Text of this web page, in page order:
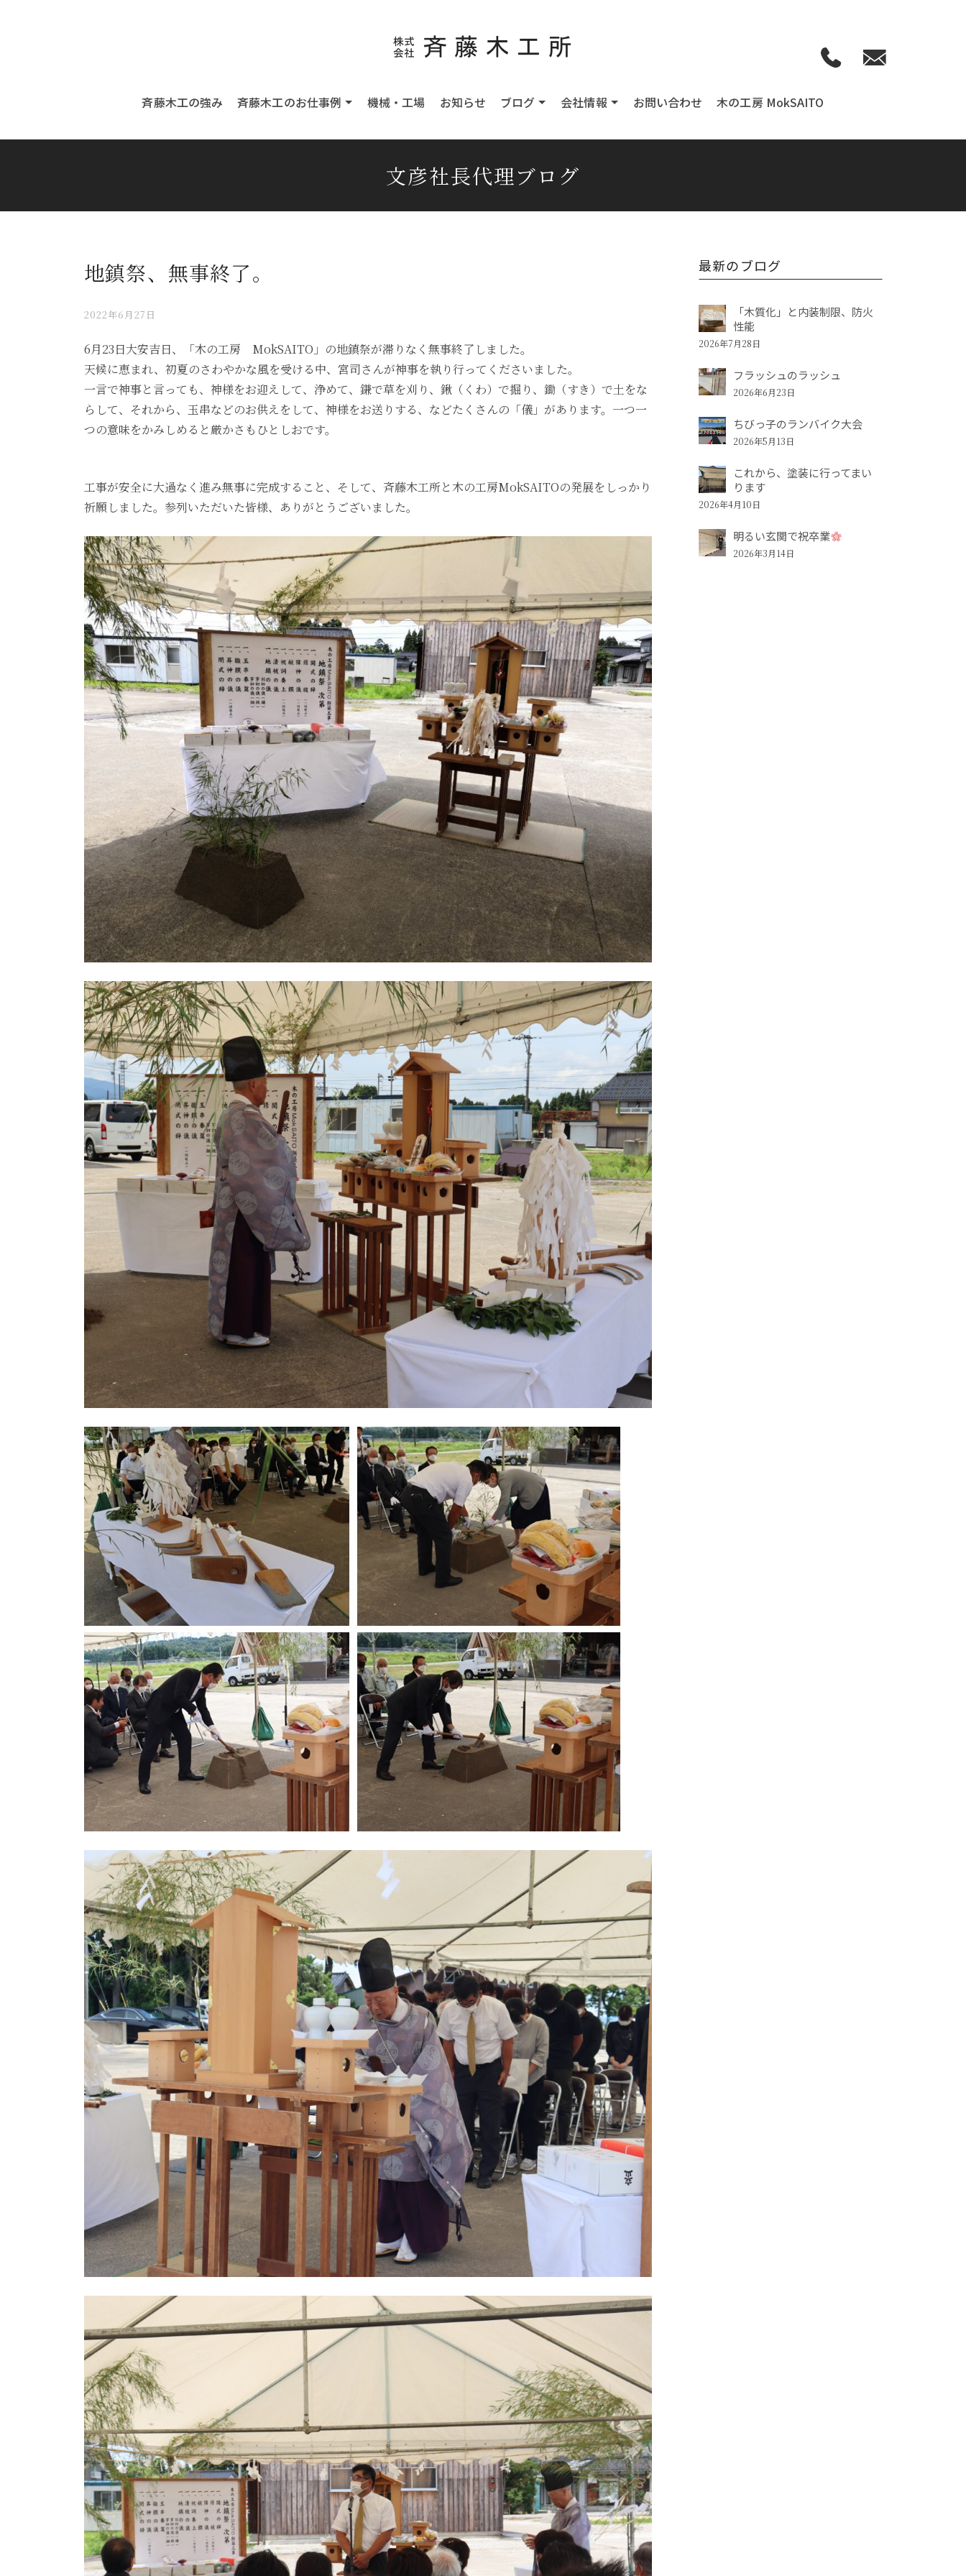
斉藤木工の強み 斉藤木工のお仕事例 機械・工場 お知らせ ブログ 会社情報 お問い合わせ 木の工房 MokSAITO
文彦社長代理ブログ
地鎮祭、無事終了。
2022年6月27日
6月23日大安吉日、「木の工房 MokSAITO」の地鎮祭が滞りなく無事終了しました。
天候に恵まれ、初夏のさわやかな風を受ける中、宮司さんが神事を執り行ってくださいました。
一言で神事と言っても、神様をお迎えして、浄めて、鎌で草を刈り、鍬（くわ）で掘り、鋤（すき）で土をな
らして、それから、玉串などのお供えをして、神様をお送りする、などたくさんの「儀」があります。一つ一
つの意味をかみしめると厳かさもひとしおです。
工事が安全に大過なく進み無事に完成すること、そして、斉藤木工所と木の工房MokSAITOの発展をしっかり
祈願しました。参列いただいた皆様、ありがとうございました。
最新のブログ
「木質化」と内装制限、防火
性能
2026年7月28日
フラッシュのラッシュ
2026年6月23日
ちびっ子のランバイク大会
2026年5月13日
これから、塗装に行ってまい
ります
2026年4月10日
明るい玄関で祝卒業
2026年3月14日